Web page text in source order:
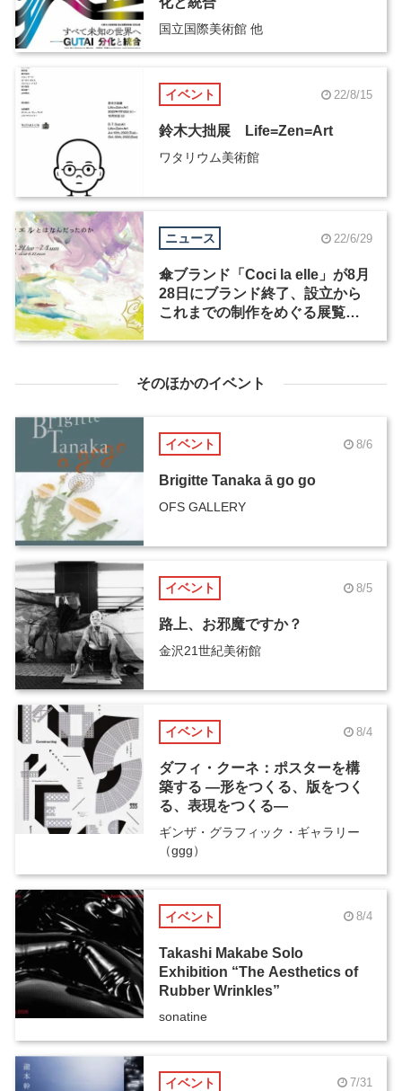
国立国際美術館 他
イベント 22/8/15
鈴木大拙展 Life=Zen=Art
ワタリウム美術館
ニュース 22/6/29
傘ブランド「Coci la elle」が8月
28日にブランド終了、設立から
これまでの制作をめぐる展覧会
そのほかのイベント
イベント 8/6
Brigitte Tanaka ā go go
OFS GALLERY
イベント 8/5
路上、お邪魔ですか？
金沢21世紀美術館
イベント 8/4
ダフィ・クーネ：ポスターを構
築する ―形をつくる、版をつく
る、表現をつくる―
ギンザ・グラフィック・ギャラリー
（ggg）
イベント 8/4
Takashi Makabe Solo
Exhibition “The Aesthetics of
Rubber Wrinkles”
sonatine
イベント 7/31